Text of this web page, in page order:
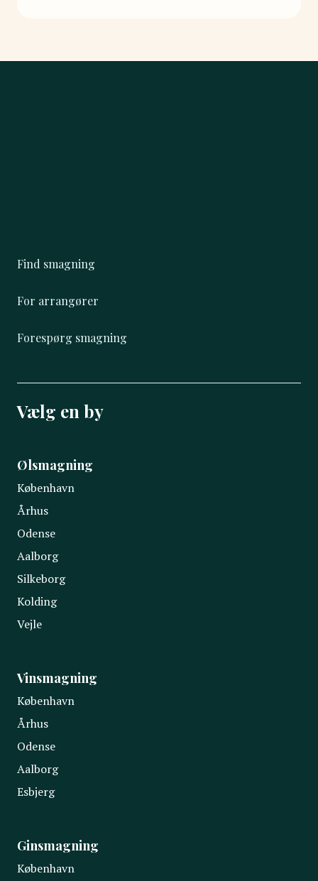
Find smagning
For arrangører
Forespørg smagning
Vælg en by
Ølsmagning
København
Århus
Odense
Aalborg
Silkeborg
Kolding
Vejle
Vinsmagning
København
Århus
Odense
Aalborg
Esbjerg
Ginsmagning
København